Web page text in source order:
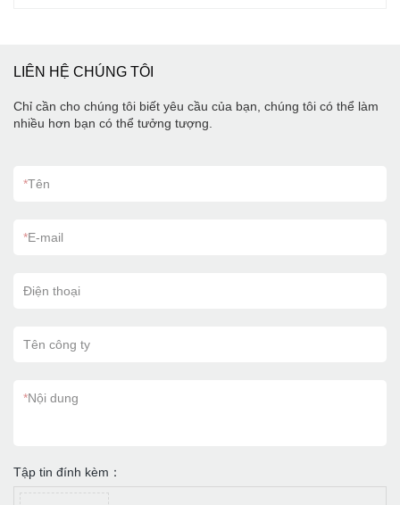
chèn PEM, dịch vụ hàn và hoàn thiện.
LIÊN HỆ CHÚNG TÔI
Chỉ cần cho chúng tôi biết yêu cầu của bạn, chúng tôi có thể làm
nhiều hơn bạn có thể tưởng tượng.
*Tên
*E-mail
Điện thoại
Tên công ty
*Nội dung
Tập tin đính kèm：